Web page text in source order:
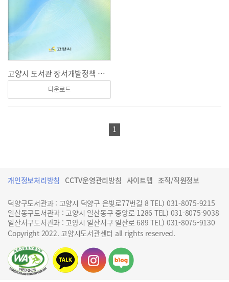
고양시 도서관 장서개발정책 학술연구용역 최종보고
다운로드
1
개인정보처리방침 CCTV운영관리방침 사이트맵 조직/직원정보
덕양구도서관과 : 고양시 덕양구 은빛로77번길 8 TEL) 031-8075-9215
일산동구도서관과 : 고양시 일산동구 중앙로 1286 TEL) 031-8075-9038
일산서구도서관과 : 고양시 일산서구 일산로 689 TEL) 031-8075-9130
Copyright 2022. 고양시도서관센터 all rights reserved.